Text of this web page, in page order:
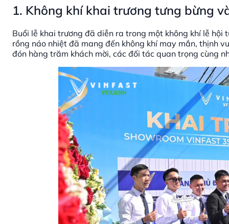
1. Không khí khai trương tưng bừng
Buổi lễ khai trương đã diễn ra trong một không khí lễ
rồng náo nhiệt đã mang đến không khí may mắn, thịnh
đón hàng trăm khách mời, các đối tác quan trọng cùng